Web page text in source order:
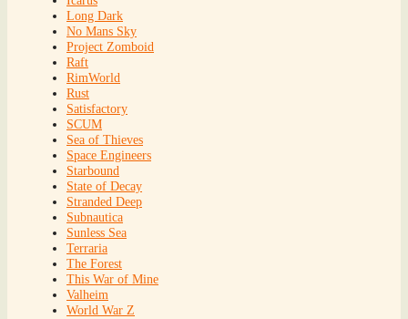
Long Dark
No Mans Sky
Project Zomboid
Raft
RimWorld
Rust
Satisfactory
SCUM
Sea of Thieves
Space Engineers
Starbound
State of Decay
Stranded Deep
Subnautica
Sunless Sea
Terraria
The Forest
This War of Mine
Valheim
World War Z